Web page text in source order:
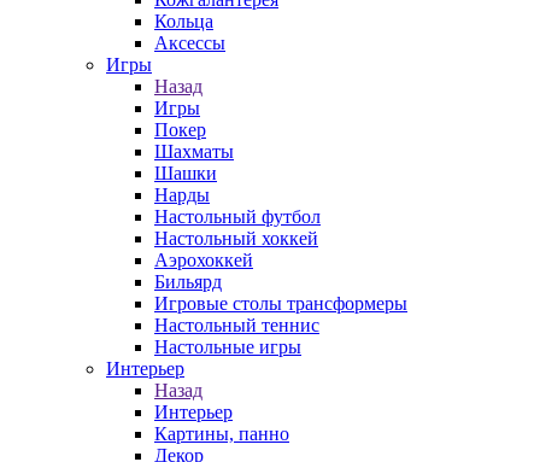
Кольца
Аксессы
Игры
Назад
Игры
Покер
Шахматы
Шашки
Нарды
Настольный футбол
Настольный хоккей
Аэрохоккей
Бильярд
Игровые столы трансформеры
Настольный теннис
Настольные игры
Интерьер
Назад
Интерьер
Картины, панно
Декор